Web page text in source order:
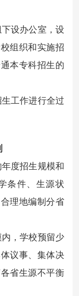
设办公室，设
组织和实施招
本专科招生的
工作进行全过
度招生规模和
条件、生源状
理地编制分省
，学校预留少
议事、集体决
省生源不平衡